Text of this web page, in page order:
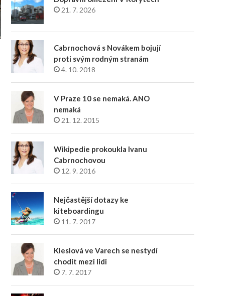
21. 7. 2026
Cabrnochová s Novákem bojují
proti svým rodným stranám
4. 10. 2018
V Praze 10 se nemaká. ANO
nemaká
21. 12. 2015
Wikipedie prokoukla Ivanu
Cabrnochovou
12. 9. 2016
Nejčastější dotazy ke
kiteboardingu
11. 7. 2017
Kleslová ve Varech se nestydí
chodit mezi lidi
7. 7. 2017